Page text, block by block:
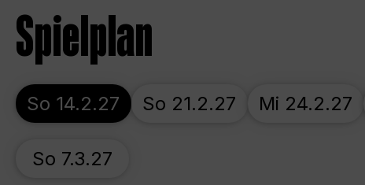
Spielplan
So 14.2.27 So 21.2.27 Mi 24.2.27
So 7.3.27